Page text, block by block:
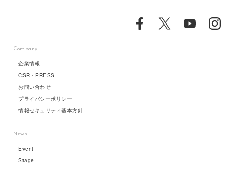
Company
企業情報
CSR・PRESS
お問い合わせ
プライバシーポリシー
情報セキュリティ基本方針
News
Event
Stage